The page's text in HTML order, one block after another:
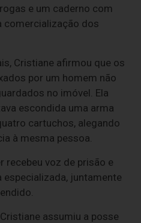
e um caderno com
comercialização dos
Cristiane afirmou que os
por um homem não
no imóvel. Ela
escondida uma arma
cartuchos, alegando
à mesma pessoa.
recebeu voz de prisão e
juntamente
assumiu a posse